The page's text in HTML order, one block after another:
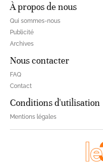
À propos de nous
Qui sommes-nous
Publicité
Archives
Nous contacter
FAQ
Contact
Conditions d'utilisation
Mentions légales